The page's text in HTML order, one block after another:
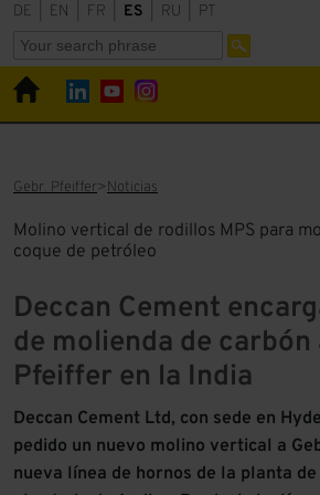
DE EN FR ES RU PT
Gebr. Pfeiffer Noticias
Molino vertical de rodillos MPS para
coque de petróleo
Deccan Cement
de molienda de carbón
Pfeiffer en la India
Deccan Cement Ltd, con sede en
pedido un nuevo molino vertical a
nueva línea de hornos de la planta